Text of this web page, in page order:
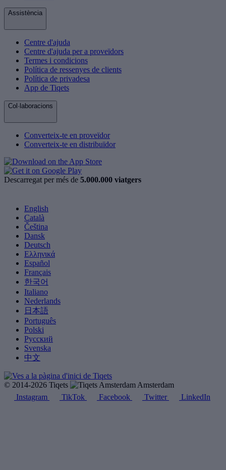
Assistència
Centre d'ajuda
Centre d'ajuda per a proveïdors
Termes i condicions
Política de ressenyes de clients
Política de privadesa
App de Tiqets
Col·laboracions
Converteix-te en proveïdor
Converteix-te en distribuïdor
Descarregat per més de 5.000.000 viatgers
English
Català
Čeština
Dansk
Deutsch
Ελληνικά
Español
Français
한국어
Italiano
Nederlands
日本語
Português
Polski
Русский
Svenska
中文
© 2014-2026 Tiqets
Amsterdam
Instagram
TikTok Facebook Twitter LinkedIn